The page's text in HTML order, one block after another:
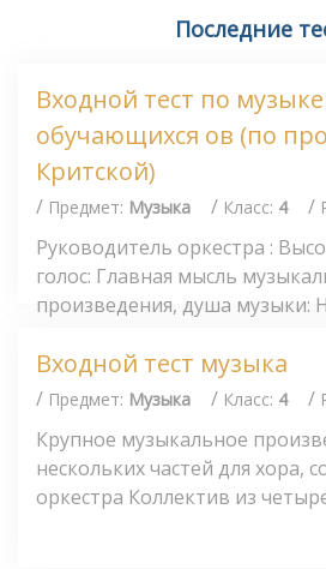
Последние
Входной тест по
обучающихся ов (по
Критской)
/ Предмет: Музыка / Класс: 4 /
Руководитель оркестра :
голос: Главная мысль
произведения, душа музыки:
Входной тест музыка
/ Предмет: Музыка / Класс: 4 /
Крупное музыкальное
нескольких частей для хора,
оркестра Коллектив из